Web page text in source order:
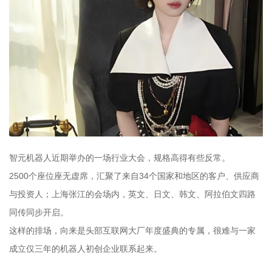
智元机器人近期举办的一场行业大会，规格高得有些反常。
2500个座位座无虚席，汇聚了来自34个国家和地区的客户、供应商
与投资人；上海张江的会场内，英文、日文、韩文、阿拉伯文四路
同传同步开启。
这样的排场，向来是头部互联网大厂年度盛典的专属，很难与一家
成立仅三年的机器人初创企业联系起来。